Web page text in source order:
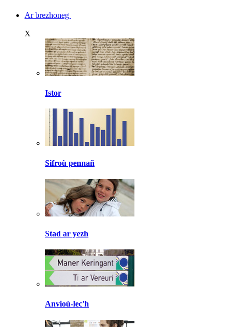
Ar brezhoneg
X
Istor
Sifroù pennañ
Stad ar yezh
Anvioù-lec'h